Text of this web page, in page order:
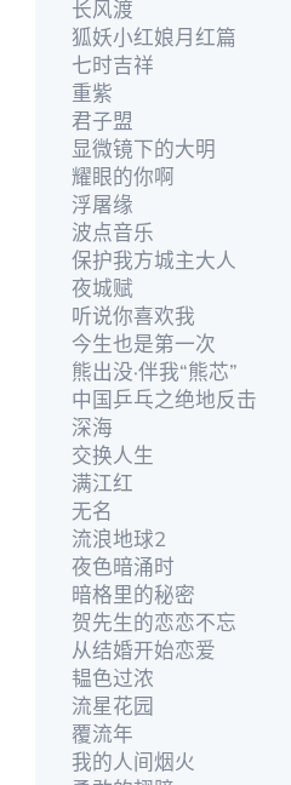
长风渡
狐妖小红娘月红篇
七时吉祥
重紫
君子盟
显微镜下的大明
耀眼的你啊
浮屠缘
波点音乐
保护我方城主大人
夜城赋
听说你喜欢我
今生也是第一次
熊出没·伴我“熊芯”
中国乒乓之绝地反击
深海
交换人生
满江红
无名
流浪地球2
夜色暗涌时
暗格里的秘密
贺先生的恋恋不忘
从结婚开始恋爱
韫色过浓
流星花园
覆流年
我的人间烟火